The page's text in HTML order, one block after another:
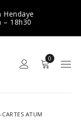
– 18h30
0
CARTES ATUM